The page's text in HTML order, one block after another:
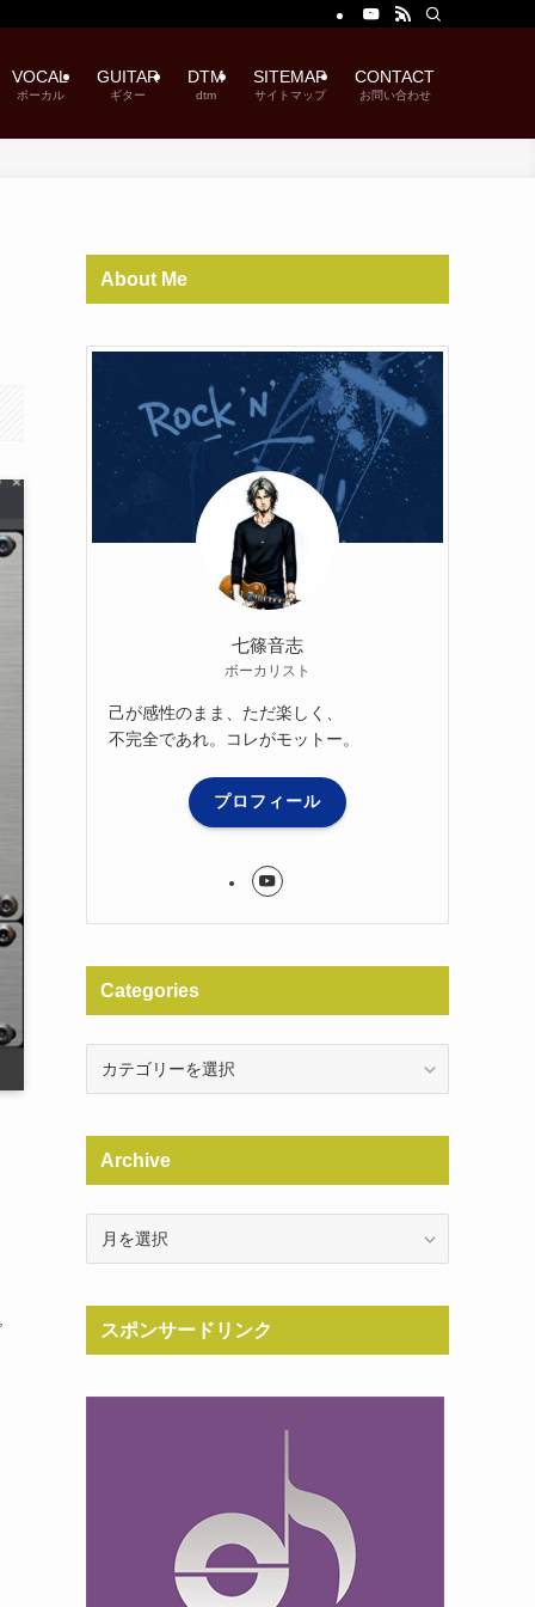
VOCAL
ボーカル
GUITAR
ギター
DTM
dtm
SITEMAP
サイトマップ
CONTACT
お問い合わせ
About Me
七篠音志
ボーカリスト
己が感性のまま、ただ楽しく、
不完全であれ。コレがモットー。
プロフィール
Categories
Archive
スポンサードリンク